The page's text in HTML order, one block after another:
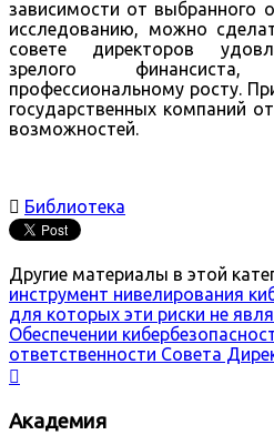
зависимости от выбранного
исследованию, можно
совете директоров
зрелого
профессиональному росту.
государственных компаний
возможностей.
 Библиотека
Другие материалы в этой
инструмент нивелирования
для которых эти риски не
Обеспечении
ответственности Совета

Академия